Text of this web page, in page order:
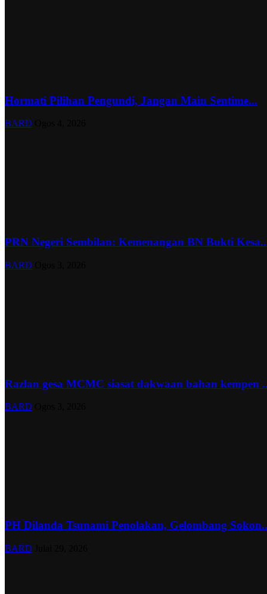
Hormati Pilihan Pengundi, Jangan Main Sentime...
BARD
PRN Negeri Sembilan: Kemenangan BN Bukti
BARD
Razlan gesa MCMC siasat dakwaan bahan kempen
BARD
PH Dilanda Tsunami Penolakan, Gelombang
BARD